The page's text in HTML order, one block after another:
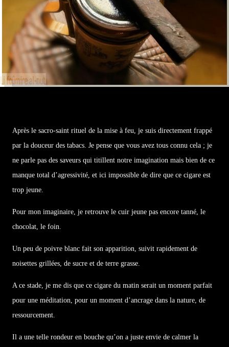
Après le sacro-saint rituel de la mise à feu, je suis directement frappé
par la douceur des tabacs. Je pense que vous avez tous connu cela ; je
ne parle pas des saveurs qui titillent notre imagination mais bien de ce
manque total d’agressivité, et ici impossible de dire que ce cigare est
trop jeune.
Pour mon imaginaire, je retrouve le cuir jeune pas encore tanné, le
chocolat, le foin.
Un peu de poivre blanc fait son apparition, suivit rapidement de
noisettes grillées, de sucre et de terre grasse.
A ce stade, je me dis que ce cigare du matin serait un moment parfait
pour une méditation, pour un moment d’ancrage dans la nature, de
ressourcement.
Il a une telle rondeur en bouche qu’on a juste envie de calmer la